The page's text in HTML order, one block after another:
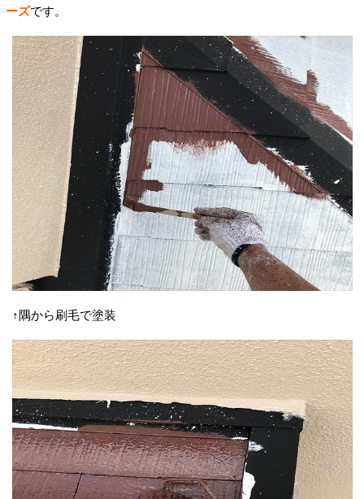
ーズです。
↑隅から刷毛で塗装